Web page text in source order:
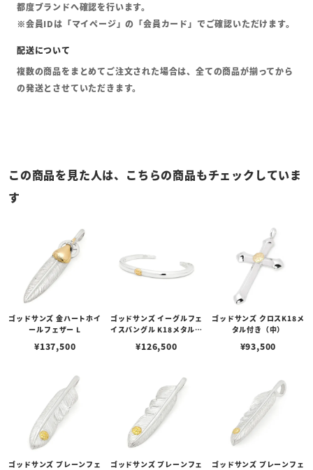
都度ブランドへ確認を行います。
※会員IDは「マイページ」の「会員カード」でご確認いただけます。
複数の商品をまとめてご注文された場合は、全ての商品が揃ってから
の発送とさせていただきます。
この商品を見た人は、こちらの商品もチェックしていま
す
ゴッドサンズ 金ハートホイ
ールフェザー L
¥137,500
ゴッドサンズ イーグルフェ
イスバングル K18メタル付
¥126,500
ゴッドサンズ クロスK18メ
タル付き（中）
¥93,500
ゴッドサンズ プレーンフェ ゴッドサンズ プレーンフェ ゴッドサンズ プレーンフェ